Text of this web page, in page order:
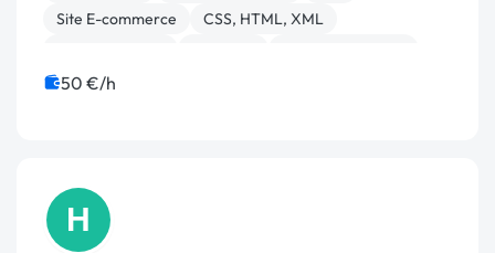
services vont...
Site E-commerce
CSS, HTML, XML
Logo
50 €/h
H